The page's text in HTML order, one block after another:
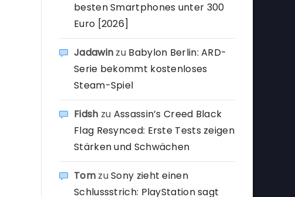
besten Smartphones unter 300
Euro [2026]
Jadawin zu Babylon Berlin: ARD-
Serie bekommt kostenloses
Steam-Spiel
Fidsh zu Assassin’s Creed Black
Flag Resynced: Erste Tests zeigen
Stärken und Schwächen
TomzuSony zieht einen
Schlussstrich: PlayStation sagt